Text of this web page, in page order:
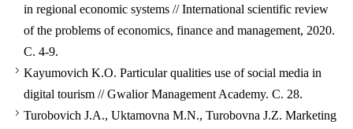
in regional economic systems // International scientific review
of the problems of economics, finance and management, 2020.
С. 4-9.
Kayumovich K.O. Particular qualities use of social media in
digital tourism // Gwalior Management Academy. С. 28.
Turobovich J.A., Uktamovna M.N., Turobovna J.Z. Marketing